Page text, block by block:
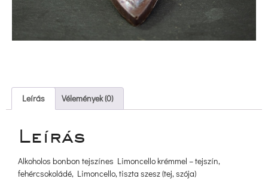
Leírás Vélemények (0)
Leírá
Alkoholos bonbon tejszínes Limoncello krémmel – tejszín,
fehércsokoládé, Limoncello, tiszta szesz (tej, szója)